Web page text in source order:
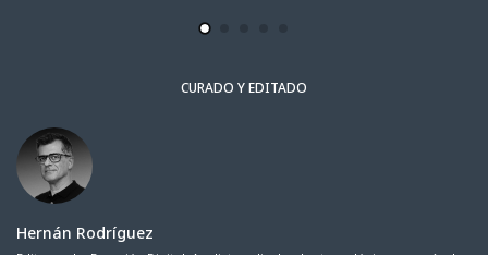
CURADO Y EDITADO
Hernán Rodríguez